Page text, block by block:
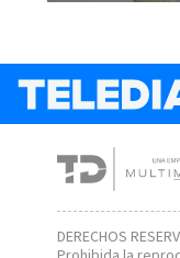
DERECHOS